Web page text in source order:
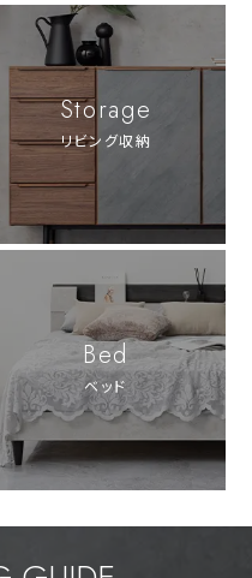
Storage
リビング収納
Bed
ベッド